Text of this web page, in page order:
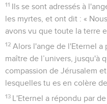
11 Ils se sont adressés à
les myrtes, et ont dit : «
avons vu que toute la terre
12 Alors l'ange de l'Eternel a
maître de l’univers, jusqu'à
compassion de Jérusalem
lesquelles tu es en colère
13 L'Eternel a répondu par